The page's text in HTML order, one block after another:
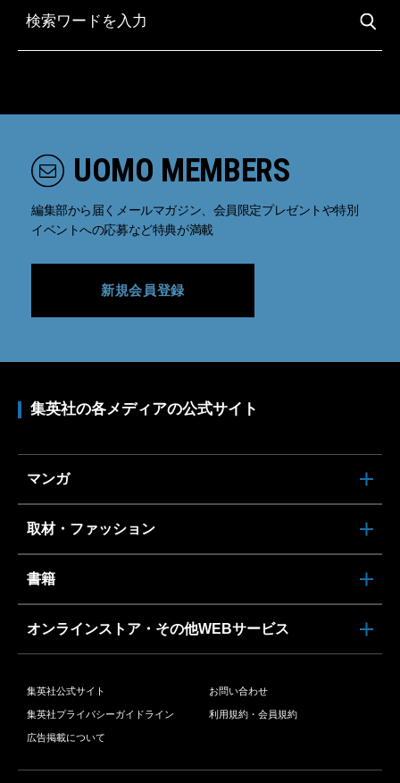
UOMO MEMBERS
編集部から届くメールマガジン、会員限定プレゼントや特別
イベントへの応募など特典が満載
新規会員登録
集英社の各メディアの公式サイト
マンガ
取材・ファッション
書籍
オンラインストア・その他WEBサービス
集英社公式サイト お問い合わせ
集英社プライバシーガイドライン 利用規約・会員規約
広告掲載について